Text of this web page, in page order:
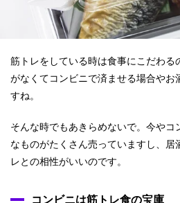
筋トレをしている時は食事にこだわる
がなくてコンビニで済ませる場合やお
すね。
そんな時でもあきらめないで。今やコ
なものがたくさん売っていますし、居
レとの相性がいいのです。
コンビニは筋トレ食の宝庫